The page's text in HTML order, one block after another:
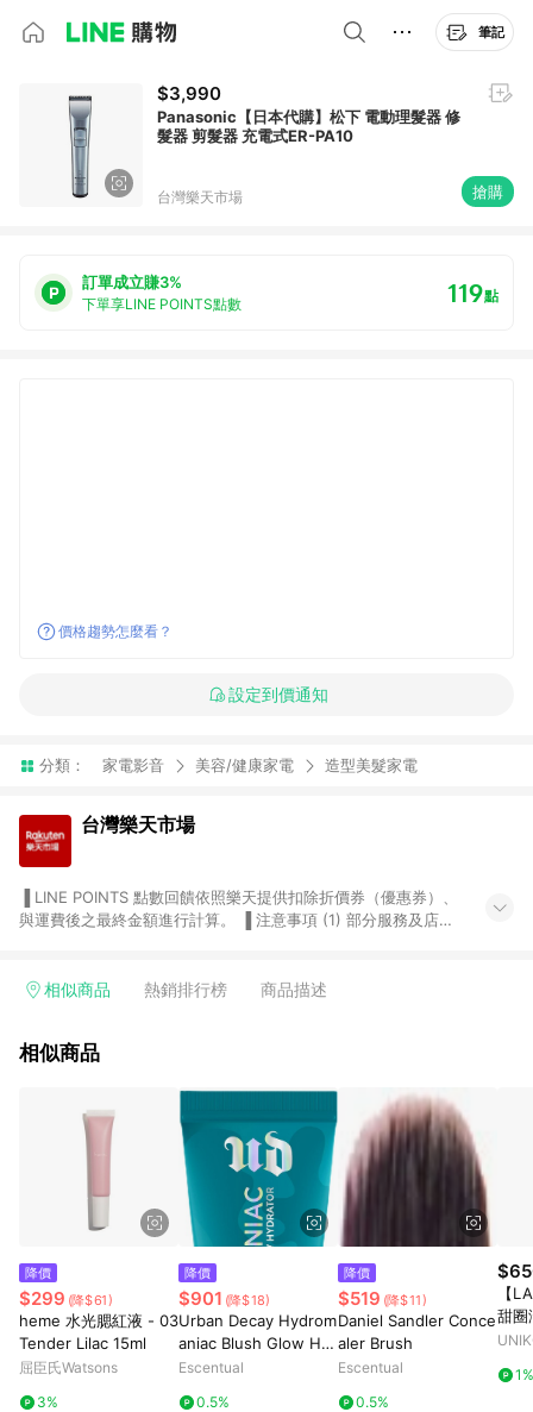
筆記
$3,990
Panasonic【日本代購】松下 電動理髮器 修
髮器 剪髮器 充電式ER-PA10
台灣樂天市場 搶購
訂單成立賺3%
下單享LINE POINTS點數 119點
價格趨勢怎麼看？
設定到價通知
分類： 家電影音 美容/健康家電 造型美髮家電
台灣樂天市場
與運費後之最終金額進行計算。 ▐ 注意事項 (1) 部分服務及店家
Smart mobile、神腦生活、JS巨盛、樂天KOBO電子書，請詳閱
台灣樂天市場，並在同一瀏覽器於24小時內結帳，才享有 LINE
市場 45 天內完成訂單出貨及結帳，則不符合贈點資格。 (4) 如
使用APP、或中途瀏覽比價網、回饋網、Google等其他網頁、或
由網頁版(電腦版/手機版網頁)切換為App都將會造成追蹤中斷而
無法進行 LINE POINTS 回饋。 (5) LINE 購物為購物資訊整合性
平台，商品資料更新會有時間差，如顯示之商品規格、顏色、價
位、贈品與台灣樂天市場銷售網頁不符，以銷售網頁標示為準。
(6) 導購訂單已逾 365 天，根據台灣樂天回饋規定，逾期訂單將
點數回饋或點數回饋有爭議，台灣樂天市場保有更改條款與法律
追訴之權利，活動詳情以樂天市場網站公告為準。
相似商品 熱銷排行榜 商品描述
相似商品
降價
$299 (降$61)
heme 水光腮紅液 - 03
Tender Lilac 15ml
屈臣氏Watsons
3%
降價
$901 (降$18)
Urban Decay Hydrom
aniac Blush Glow Hy
drator 15ml Obsesse
Escentual
0.5%
降價
$519 (降$11)
Daniel Sandler Conce
aler Brush
Escentual
0.5%
【
甜圈
玫瑰
1%